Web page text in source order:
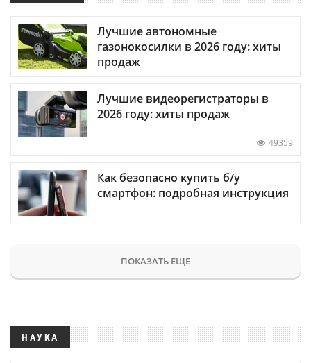
Лучшие автономные
газонокосилки в 2026 году: хиты
продаж
Лучшие видеорегистраторы в
2026 году: хиты продаж
49359
Как безопасно купить б/у
смартфон: подробная инструкция
ПОКАЗАТЬ ЕЩЕ
НАУКА